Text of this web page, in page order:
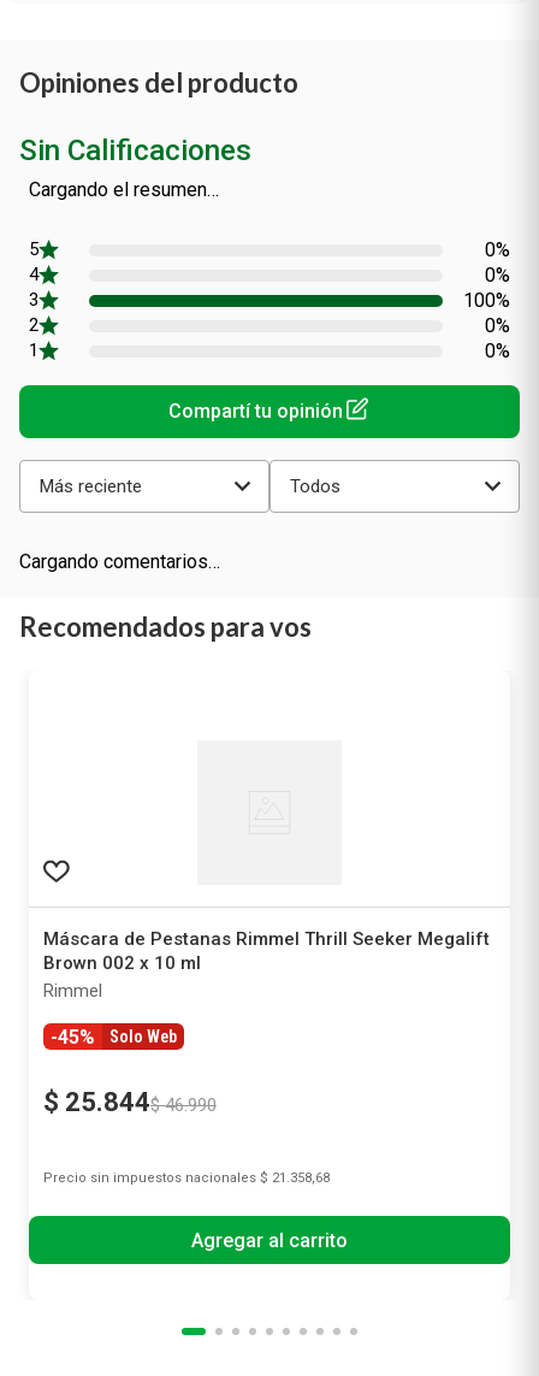
Opiniones del producto
Sin Calificaciones
Cargando el resumen…
0%
0%
100%
0%
0%
Más reciente Todos
Cargando comentarios…
Recomendados para vos
Máscara de Pestanas Rimmel Thrill Seeker Megalift
Brown 002 x 10 ml
Rimmel
-45% Solo Web
$ 25.844$ 46.990
Precio sin impuestos nacionales $ 21.358,68
Agregar al carrito